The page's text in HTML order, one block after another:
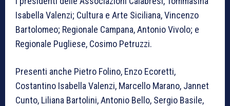
Isabella Valenzi; Cultura e Arte Siciliana, Vincenzo
Bartolomeo; Regionale Campana, Antonio Vivolo; e
Regionale Pugliese, Cosimo Petruzzi.
Presenti anche Pietro Folino, Enzo Ecoretti,
Costantino Isabella Valenzi, Marcello Marano, Jannet
Cunto, Liliana Bartolini, Antonio Bello, Sergio Basile,